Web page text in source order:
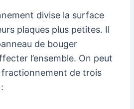
divise la surface
plaques plus petites. Il
de bouger
l’ensemble. On peut
fractionnement de trois